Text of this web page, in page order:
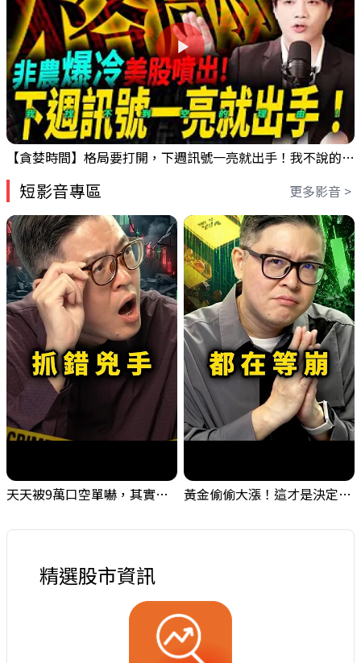
【貪婪時間】格局要打開，下週訊號一亮就出手！我不說的話還真一堆人不知道！｜錢進大趨勢 Mr.智霖 陳 2026/08/08
短影音專區 更多影音 >
天天被9萬口空單嚇，其實你盯錯地方了｜Mr.Jimmy高志銘 #台股 #外資期貨 #融資 黃金偷偷大漲！這才是決定台股生死的「真風向球」！｜Mr.Jimmy高志銘 #黃金 #美元指數 #聯準會
精選股市資訊